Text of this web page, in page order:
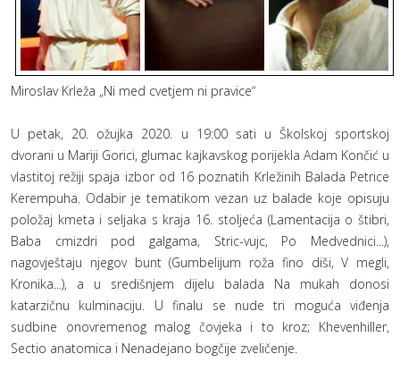
Miroslav Krleža „Ni med cvetjem ni pravice“
U petak, 20. ožujka 2020. u 19:00 sati u Školskoj sportskoj
dvorani u Mariji Gorici, glumac kajkavskog porijekla Adam Končić u
vlastitoj režiji spaja izbor od 16 poznatih Krležinih Balada Petrice
Kerempuha. Odabir je tematikom vezan uz balade koje opisuju
položaj kmeta i seljaka s kraja 16. stoljeća (Lamentacija o štibri,
Baba cmizdri pod galgama, Stric-vujc, Po Medvednici...),
nagovještaju njegov bunt (Gumbelijum roža fino diši, V megli,
Kronika...), a u središnjem dijelu balada Na mukah donosi
katarzičnu kulminaciju. U finalu se nude tri moguća viđenja
sudbine onovremenog malog čovjeka i to kroz; Khevenhiller,
Sectio anatomica i Nenadejano bogčije zveličenje.